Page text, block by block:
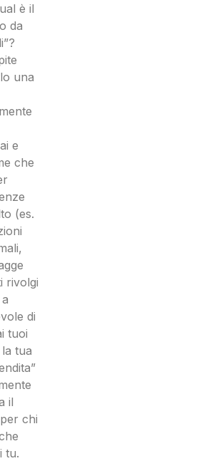
è il
da
una
e
che
(es.
rivolgi
di
tuoi
tua
il
chi
tu.